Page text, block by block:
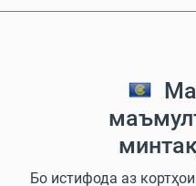
Бо истифода аз